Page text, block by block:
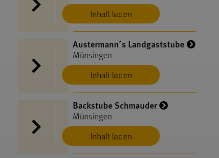
Inhalt laden
Inhalt laden
Austermann´s Landgaststube
Münsingen
Inhalt laden
Backstube Schmauder
Münsingen